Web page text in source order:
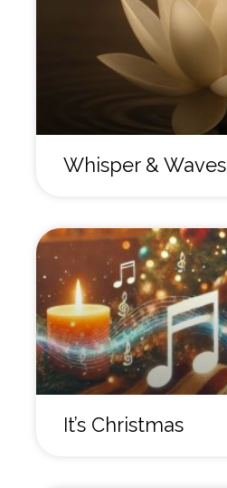
Whisper & Waves
It’s Christmas